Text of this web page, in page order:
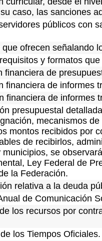
caso, las sanciones
públicos con
ofrecen señalando
y formatos
financiera de
financiera de informes
financiera de informes
presupuestal
mecanismos
montos recibidos por
de recibirlos,
se
Ley Federal de
la Federación.
relativa a la deuda
de Comunicación
los recursos por
los Tiempos Oficiales.